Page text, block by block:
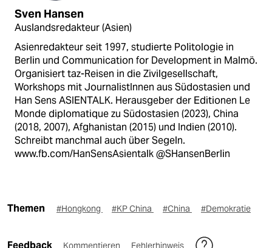
Sven Hansen
Auslandsredakteur (Asien)
Asienredakteur seit 1997, studierte Politologie in
Berlin und Communication for Development in Malmö.
Organisiert taz-Reisen in die Zivilgesellschaft,
Workshops mit JournalistInnen aus Südostasien und
Han Sens ASIENTALK. Herausgeber der Editionen Le
Monde diplomatique zu Südostasien (2023), China
(2018, 2007), Afghanistan (2015) und Indien (2010).
Schreibt manchmal auch über Segeln.
www.fb.com/HanSensAsientalk @SHansenBerlin
Themen #Hongkong #KP China #China #Demokratie
Feedback Kommentieren Fehlerhinweis